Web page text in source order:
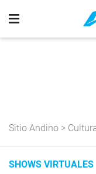
Sitio Andino >
SHOWS VIRTUALES